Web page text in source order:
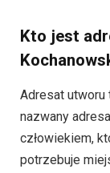
Kto jest
Adresat utworu
nazwany
człowiekiem,
potrzebuje